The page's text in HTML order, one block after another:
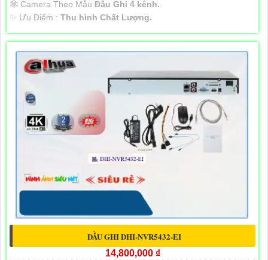
🕸️ Camera Theo Mẫu Đầu Ghi 4 kênh.
️✨ Ưu Điểm : Thu hình Chất Lượng.
ĐẦU GHI DHI-NVR5432-EI
14,800,000 ₫